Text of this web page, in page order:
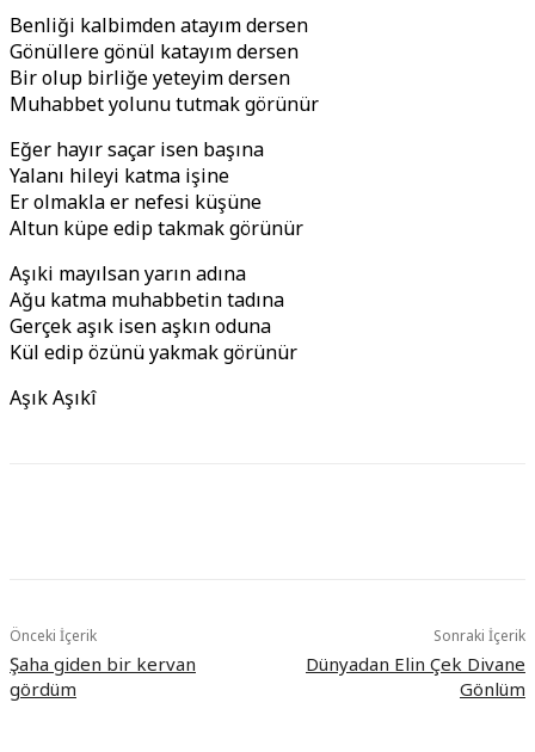
Benliği kalbimden atayım dersen
Gönüllere gönül katayım dersen
Bir olup birliğe yeteyim dersen
Muhabbet yolunu tutmak görünür
Eğer hayır saçar isen başına
Yalanı hileyi katma işine
Er olmakla er nefesi küşüne
Altun küpe edip takmak görünür
Aşıki mayılsan yarın adına
Ağu katma muhabbetin tadına
Gerçek aşık isen aşkın oduna
Kül edip özünü yakmak görünür
Aşık Aşıkî
Önceki İçerik
Şaha giden bir kervan
gördüm
Sonraki İçerik
Dünyadan Elin Çek Divane
Gönlüm